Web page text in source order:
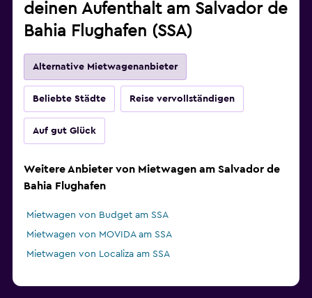
deinen Aufenthalt am Salvador de
Bahia Flughafen (SSA)
Alternative Mietwagenanbieter
Beliebte Städte Reise vervollständigen
Auf gut Glück
Weitere Anbieter von Mietwagen am Salvador de
Bahia Flughafen
Mietwagen von Budget am SSA
Mietwagen von MOVIDA am SSA
Mietwagen von Localiza am SSA